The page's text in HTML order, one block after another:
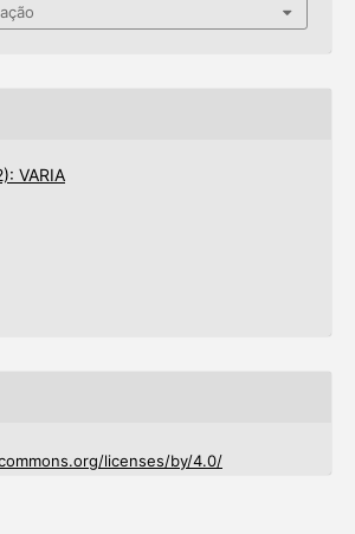
VARIA
licenses/by/4.0/